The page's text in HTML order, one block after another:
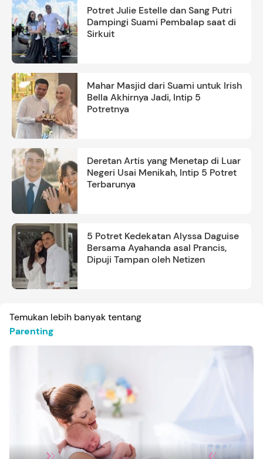
Potret Julie Estelle dan Sang Putri
Dampingi Suami Pembalap saat di
Sirkuit
Mahar Masjid dari Suami untuk Irish
Bella Akhirnya Jadi, Intip 5
Potretnya
Deretan Artis yang Menetap di Luar
Negeri Usai Menikah, Intip 5 Potret
Terbarunya
5 Potret Kedekatan Alyssa Daguise
Bersama Ayahanda asal Prancis,
Dipuji Tampan oleh Netizen
Temukan lebih banyak tentang
Parenting